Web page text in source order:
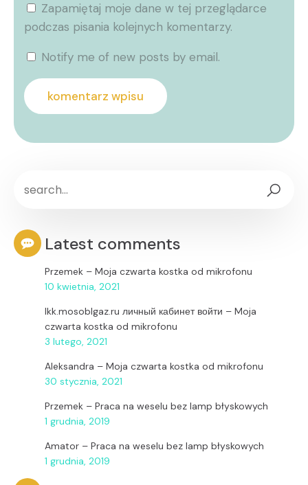
Zapamiętaj moje dane w tej przeglądarce
podczas pisania kolejnych komentarzy.
Notify me of new posts by email.
Latest comments
Przemek – Moja czwarta kostka od mikrofonu
10 kwietnia, 2021
lkk.mosoblgaz.ru личный кабинет войти – Moja
czwarta kostka od mikrofonu
3 lutego, 2021
Aleksandra – Moja czwarta kostka od mikrofonu
30 stycznia, 2021
Przemek – Praca na weselu bez lamp błyskowych
1 grudnia, 2019
Amator – Praca na weselu bez lamp błyskowych
1 grudnia, 2019